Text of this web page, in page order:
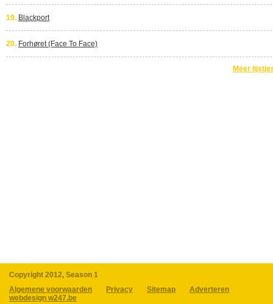
19. Blackport
20. Forhøret (Face To Face)
Meer
Copyright 2012, Season 1
Algemene voorwaarden
Privacy Sitemap
Adverteren
webdesign w247.be